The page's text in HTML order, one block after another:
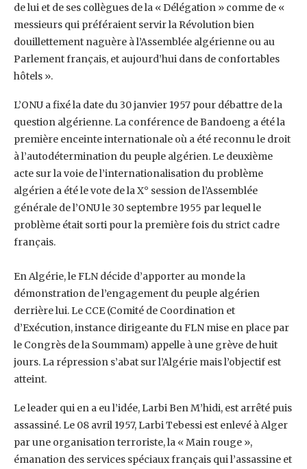
de lui et de ses collègues de la « Délégation » comme de «
messieurs qui préféraient ‎servir la Révolution bien
douillettement naguère à l’Assemblée algérienne ou au
Parlement ‎français, et aujourd’hui dans de confortables
hôtels ».‎
L’ONU a fixé la date du 30 janvier 1957 pour débattre de la
question algérienne. La conférence ‎de Bandoeng a été la
première enceinte internationale où a été reconnu le droit
à ‎l’autodétermination du peuple algérien. Le deuxième
acte sur la voie de l’internationalisation ‎du problème
algérien a été le vote de la X° session de l’Assemblée
générale de l’ONU le 30 ‎septembre 1955 par lequel le
problème était sorti pour la première fois du strict cadre
français.
En Algérie, le FLN décide d’apporter au monde la
démonstration de l’engagement du peuple ‎algérien
derrière lui. Le CCE (Comité de Coordination et
d’Exécution, instance dirigeante du FLN ‎mise en place par
le Congrès de la Soummam) appelle à une grève de huit
jours. La répression ‎s’abat sur l’Algérie mais l’objectif est
atteint.
Le leader qui en a eu l’idée, Larbi Ben M’hidi, est ‎arrêté puis
assassiné. Le 08 avril 1957, Larbi Tebessi est enlevé à Alger
par une organisation ‎terroriste, la « Main rouge »,
émanation des services spéciaux français qui l’assassine et